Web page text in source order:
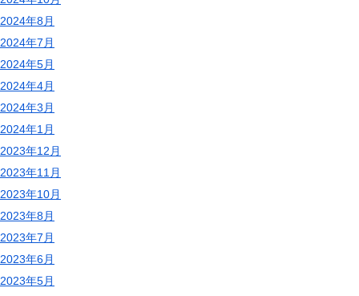
2024年8月
2024年7月
2024年5月
2024年4月
2024年3月
2024年1月
2023年12月
2023年11月
2023年10月
2023年8月
2023年7月
2023年6月
2023年5月